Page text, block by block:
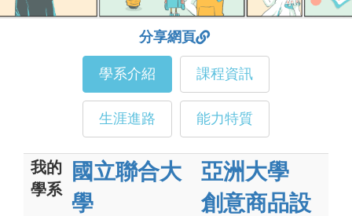
ColleGo! 大學選才與高中育才輔助系統
分享網頁
學系介紹 課程資訊
生涯進路 能力特質
我的
學系
國立聯合大
學
亞洲大學
創意商品設